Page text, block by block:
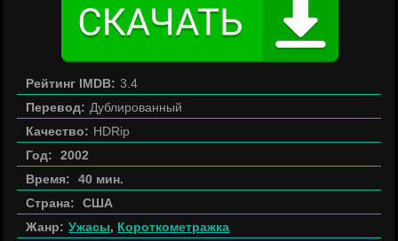
Рейтинг IMDB: 3.4
Перевод: Дублированный
Качество: HDRip
Год:
2002
Время:
40 мин.
Страна:
США
Жанр: Ужасы, Короткометражка